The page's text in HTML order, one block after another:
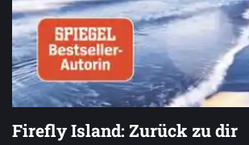
Firefly Island: Zurück zu dir